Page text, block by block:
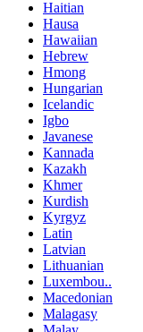
Haitian
Hausa
Hawaiian
Hebrew
Hmong
Hungarian
Icelandic
Igbo
Javanese
Kannada
Kazakh
Khmer
Kurdish
Kyrgyz
Latin
Latvian
Lithuanian
Luxembou..
Macedonian
Malagasy